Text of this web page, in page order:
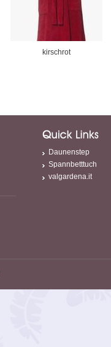
kirschrot
Daunenstep
Spannbetttuch
valgardena.it